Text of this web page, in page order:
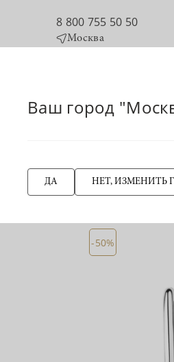
8 800 755 50 50
Москва
КАТАЛОГ
НАЗАД Главная
-50%
Ваш город
ДА НЕТ, ИЗМЕНИТЬ